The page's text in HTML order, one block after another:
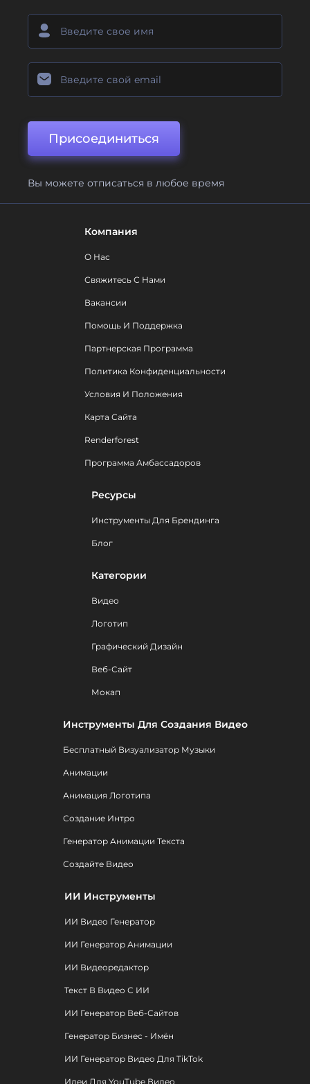
Присоединиться
Вы можете отписаться в любое время
Компания
О Нас
Свяжитесь С Нами
Вакансии
Помощь И Поддержка
Партнерская Программа
Политика Конфиденциальности
Условия И Положения
Карта Сайта
Renderforest
Программа Амбассадоров
Ресурсы
Инструменты Для Брендинга
Блог
Категории
Видео
Логотип
Графический Дизайн
Веб-Сайт
Мокап
Инструменты Для Создания Видео
Бесплатный Визуализатор Музыки
Анимации
Анимация Логотипа
Создание Интро
Генератор Анимации Текста
Создайте Видео
ИИ Инструменты
ИИ Видео Генератор
ИИ Генератор Анимации
ИИ Видеоредактор
Текст В Видео С ИИ
ИИ Генератор Веб-Сайтов
Генератор Бизнес - Имён
ИИ Генератор Видео Для TikTok
Идеи Для YouTube Видео